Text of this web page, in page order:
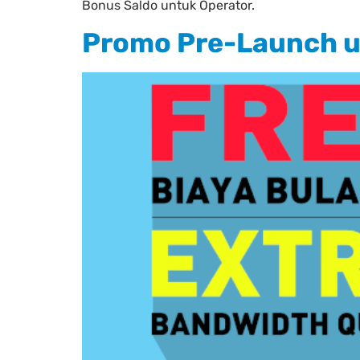
Bonus Saldo untuk Operator.
Promo Pre-Launch